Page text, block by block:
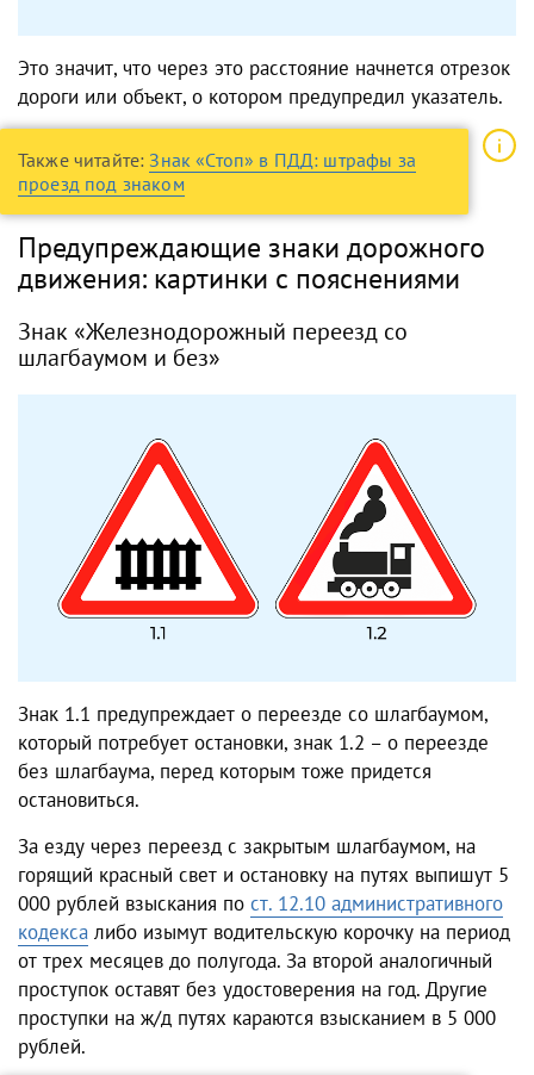
Это значит, что через это расстояние начнется отрезок
дороги или объект, о котором предупредил указатель.
Также читайте:Знак «Стоп» в ПДД: штрафы за
проезд под знаком
Предупреждающие знаки дорожного
движения: картинки с пояснениями
Знак «Железнодорожный переезд со
шлагбаумом и без»
Знак 1.1 предупреждает о переезде со шлагбаумом,
который потребует остановки, знак 1.2 – о переезде
без шлагбаума, перед которым тоже придется
остановиться.
За езду через переезд с закрытым шлагбаумом, на
горящий красный свет и остановку на путях выпишут 5
000 рублей взыскания по ст. 12.10 административного
кодекса либо изымут водительскую корочку на период
от трех месяцев до полугода. За второй аналогичный
проступок оставят без удостоверения на год. Другие
проступки на ж/д путях караются взысканием в 5 000
рублей.